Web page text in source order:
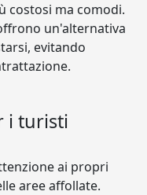
costosi ma comodi.
un'alternativa
evitando
i turisti
ai propri
aree affollate.